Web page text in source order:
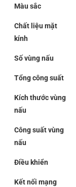
Màu sắc
Chất liệu mặt
kính
Số vùng nấu
Tổng công suất
Kích thước vùng
nấu
Công suất vùng
nấu
Điều khiển
Kết nối mạng